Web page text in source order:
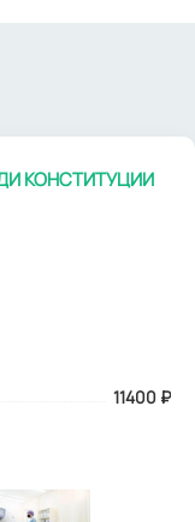
КОНСТИТУЦИИ
11400 ₽